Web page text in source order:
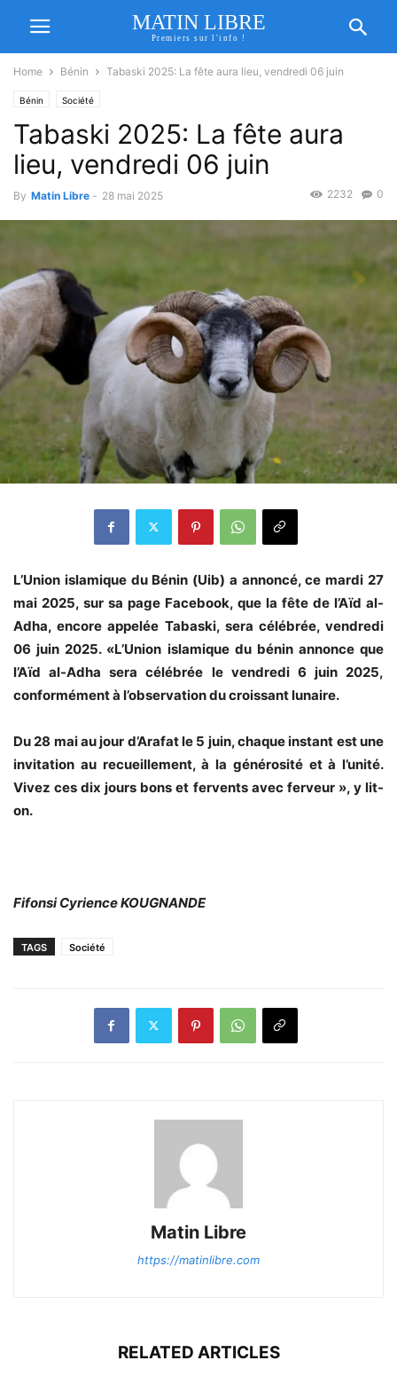
MATIN LIBRE
Premiers sur l'info !
Home Bénin Tabaski 2025: La fête aura lieu, vendredi 06 juin
Bénin Société
Tabaski 2025: La fête aura
lieu, vendredi 06 juin
By Matin Libre - 28 mai 2025 0
2232
L’Union islamique du Bénin (Uib) a annoncé, ce mardi 27
mai 2025, sur sa page Facebook, que la fête de l’Aïd al-
Adha, encore appelée Tabaski, sera célébrée, vendredi
06 juin 2025. «L’Union islamique du bénin annonce que
l’Aïd al-Adha sera célébrée le vendredi 6 juin 2025,
conformément à l’observation du croissant lunaire.
Du 28 mai au jour d’Arafat le 5 juin, chaque instant est une
invitation au recueillement, à la générosité et à l’unité.
Vivez ces dix jours bons et fervents avec ferveur », y lit-
on.
Fifonsi Cyrience KOUGNANDE
TAGS Société
Matin Libre
https://matinlibre.com
RELATED ARTICLES